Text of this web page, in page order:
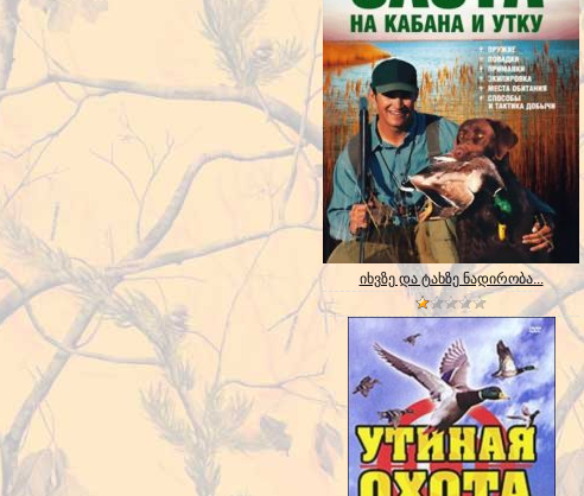
იხვზე და ტახზე ნადირობა...